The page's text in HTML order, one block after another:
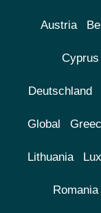
Austria
Cyprus
Deutschland
Global
Lithuania
Romania